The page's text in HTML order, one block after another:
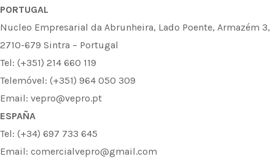
PORTUGAL
Nucleo Empresarial da Abrunheira, Lado Poente, Armazém 3,
2710-679 Sintra – Portugal
Tel: (+351) 214 660 119
Telemóvel: (+351) 964 050 309
Email: vepro@vepro.pt
ESPAÑA
Tel: (+34) 697 733 645
Email: comercialvepro@gmail.com